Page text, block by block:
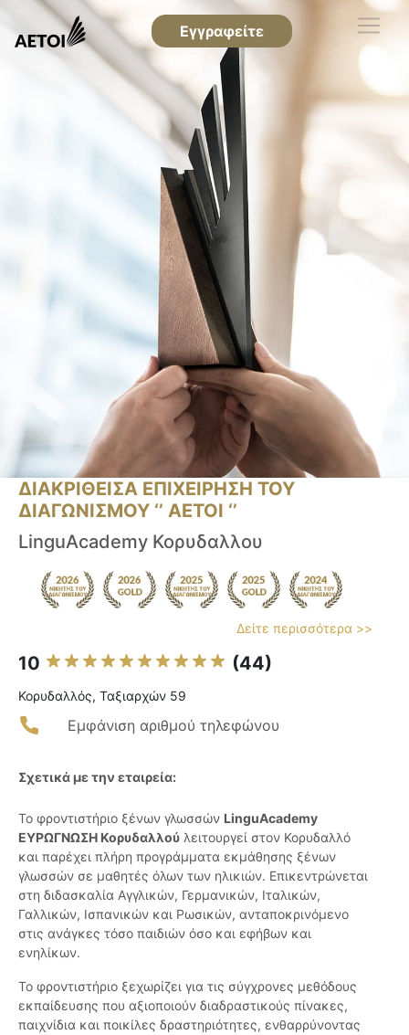
Εγγραφείτε
ΔΙΑΚΡΙΘΕΙΣΑ ΕΠΙΧΕΙΡΗΣΗ ΤΟΥ
ΔΙΑΓΩΝΙΣΜΟΥ ‘’ ΑΕΤΟΙ ‘’
LinguAcademy Κορυδαλλου
Δείτε περισσότερα >>
10 (44)
Κορυδαλλός, Ταξιαρχών 59
Εμφάνιση αριθμού τηλεφώνου
Σχετικά με την εταιρεία:
Το φροντιστήριο ξένων γλωσσών LinguAcademy
ΕΥΡΩΓΝΩΣΗ Κορυδαλλού λειτουργεί στον Κορυδαλλό
και παρέχει πλήρη προγράμματα εκμάθησης ξένων
γλωσσών σε μαθητές όλων των ηλικιών. Επικεντρώνεται
στη διδασκαλία Αγγλικών, Γερμανικών, Ιταλικών,
Γαλλικών, Ισπανικών και Ρωσικών, ανταποκρινόμενο
στις ανάγκες τόσο παιδιών όσο και εφήβων και
ενηλίκων.
Το φροντιστήριο ξεχωρίζει για τις σύγχρονες μεθόδους
εκπαίδευσης που αξιοποιούν διαδραστικούς πίνακες,
παιχνίδια και ποικίλες δραστηριότητες, ενθαρρύνοντας